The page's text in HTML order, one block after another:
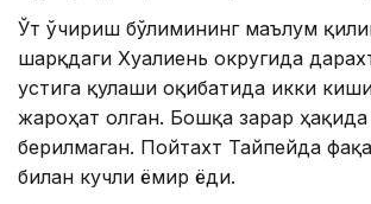
Ўт ўчириш бўлимининг маълум
шарқдаги Хуалиень округида
устига қулаши оқибатида икки
жароҳат олган. Бошқа зарар ҳақида
берилмаган. Пойтахт Тайпейда
билан кучли ёмғир ёғди.